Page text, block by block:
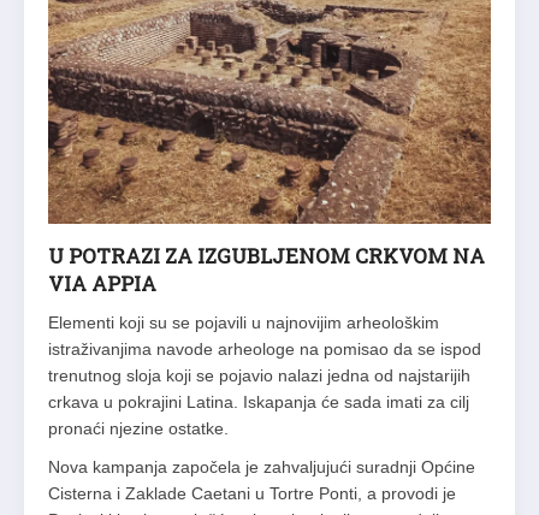
U POTRAZI ZA IZGUBLJENOM CRKVOM NA
VIA APPIA
Elementi koji su se pojavili u najnovijim arheološkim
istraživanjima navode arheologe na pomisao da se ispod
trenutnog sloja koji se pojavio nalazi jedna od najstarijih
crkava u pokrajini Latina. Iskapanja će sada imati za cilj
pronaći njezine ostatke.
Nova kampanja započela je zahvaljujući suradnji Općine
Cisterna i Zaklade Caetani u Tortre Ponti, a provodi je